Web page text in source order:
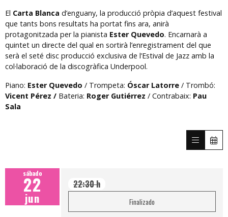
El Carta Blanca d’enguany, la producció pròpia d’aquest festival
que tants bons resultats ha portat fins ara, anirà
protagonitzada per la pianista Ester Quevedo. Encarnarà a
quintet un directe del qual en sortirà l’enregistrament del que
serà el seté disc producció exclusiva de l’Estival de Jazz amb la
col·laboració de la discogràfica Underpool.
Piano: Ester Quevedo / Trompeta: Óscar Latorre / Trombó:
Vicent Pérez / Bateria: Roger Gutiérrez / Contrabaix: Pau
Sala
sábado
22
jun
22:30 h
Finalizado